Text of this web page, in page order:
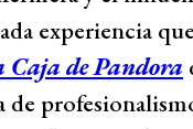
experiencia
Caja de Pandora
de